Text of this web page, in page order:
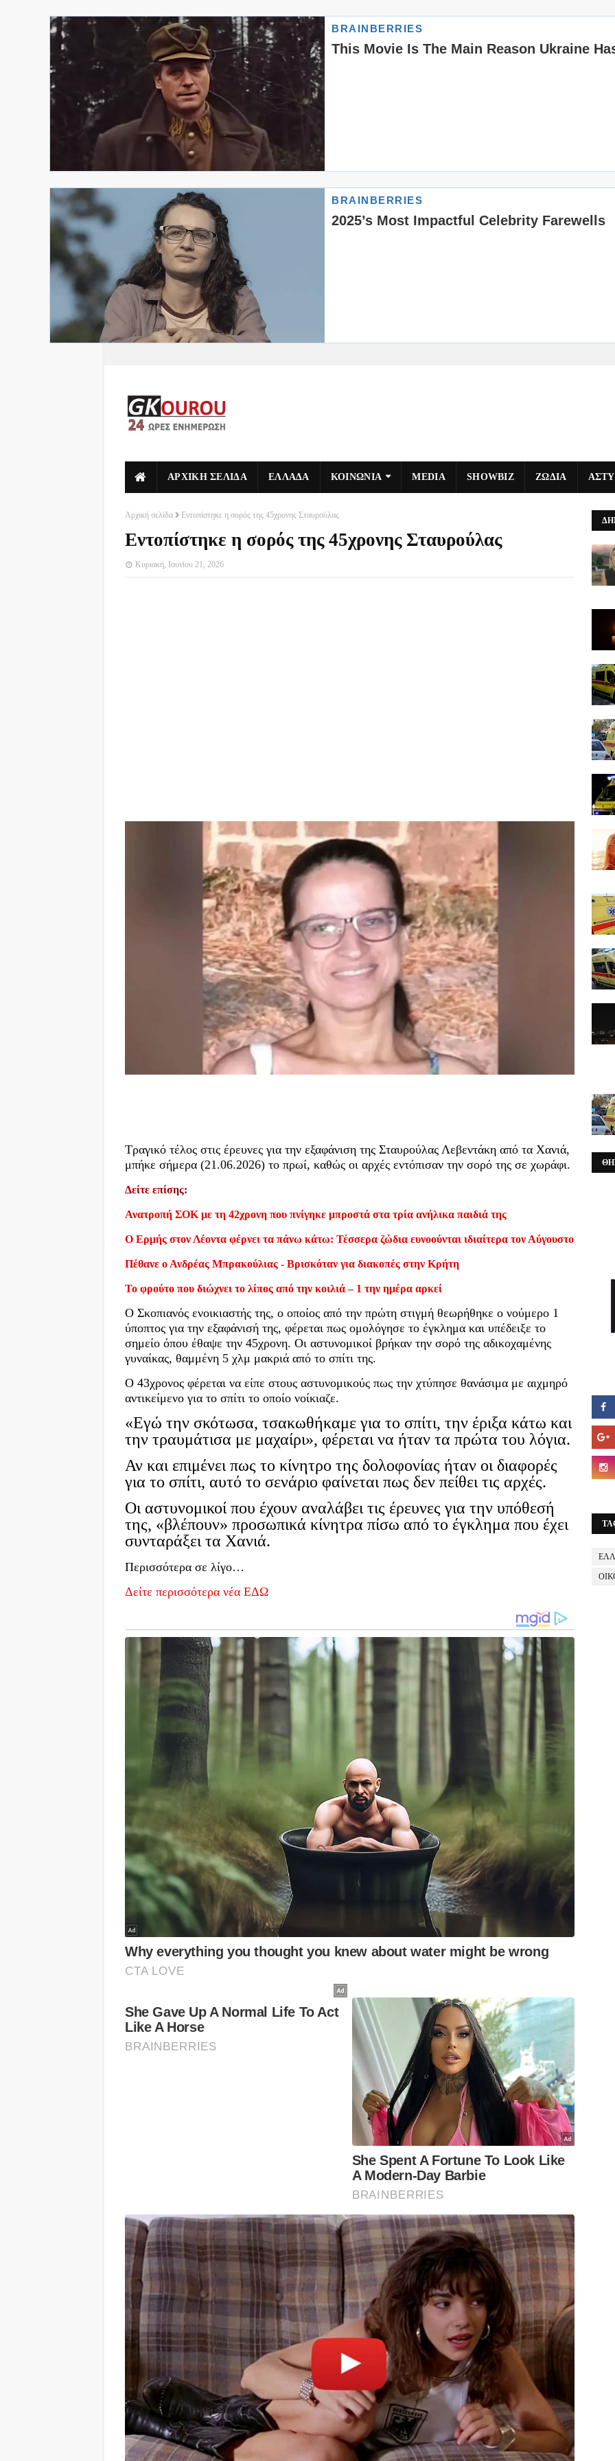
ΑΡΧΙΚΗ ΣΕΛΙΔΑ ΕΛΛΑΔΑ ΚΟΙΝΩΝΙΑ MEDIA SHOWBIZ ΖΩΔΙΑ
Αρχική σελίδα Εντοπίστηκε η σορός της 45χρονης Σταυρούλας
Εντοπίστηκε η σορός της 45χρονης Σταυρούλας
Κυριακή, Ιουνίου 21, 2026
Τραγικό τέλος στις έρευνες για την εξαφάνιση της Σταυρούλας Λεβεντάκη από τα Χανιά,
μπήκε σήμερα (21.06.2026) το πρωί, καθώς οι αρχές εντόπισαν την σορό της σε χωράφι.
Δείτε επίσης:
Ανατροπή ΣΟΚ με τη 42χρονη που πνίγηκε μπροστά στα τρία ανήλικα παιδιά της
Ο Ερμής στον Λέοντα φέρνει τα πάνω κάτω: Τέσσερα ζώδια ευνοούνται ιδιαίτερα τον Αύγουστο
Πέθανε ο Ανδρέας Μπρακούλιας - Βρισκόταν για διακοπές στην Κρήτη
Το φρούτο που διώχνει το λίπος από την κοιλιά – 1 την ημέρα αρκεί
Ο Σκοπιανός ενοικιαστής της, ο οποίος από την πρώτη στιγμή θεωρήθηκε ο νούμερο 1
ύποπτος για την εξαφάνισή της, φέρεται πως ομολόγησε το έγκλημα και υπέδειξε το
σημείο όπου έθαψε την 45χρονη. Οι αστυνομικοί βρήκαν την σορό της αδικοχαμένης
γυναίκας, θαμμένη 5 χλμ μακριά από το σπίτι της.
Ο 43χρονος φέρεται να είπε στους αστυνομικούς πως την χτύπησε θανάσιμα με αιχμηρό
αντικείμενο για το σπίτι το οποίο νοίκιαζε.
«Εγώ την σκότωσα, τσακωθήκαμε για το σπίτι, την έριξα κάτω και
την τραυμάτισα με μαχαίρι», φέρεται να ήταν τα πρώτα του λόγια.
Αν και επιμένει πως το κίνητρο της δολοφονίας ήταν οι διαφορές
για το σπίτι, αυτό το σενάριο φαίνεται πως δεν πείθει τις αρχές.
Οι αστυνομικοί που έχουν αναλάβει τις έρευνες για την υπόθεσή
της, «βλέπουν» προσωπικά κίνητρα πίσω από το έγκλημα που έχει
συνταράξει τα Χανιά.
Περισσότερα σε λίγο…
Δείτε περισσότερα νέα ΕΔΩ